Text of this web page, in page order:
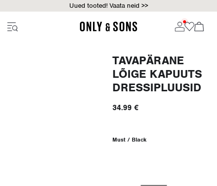
Uued tooted! Vaata neid >>
TAVAPÄRANE
LÕIGE KAPUUTS
DRESSIPLUUSID
34.99 €
Must / Black